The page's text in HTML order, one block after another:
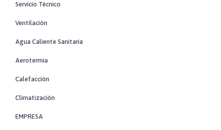
Servicio Técnico
Ventilación
Agua Caliente Sanitaria
Aerotermia
Calefacción
Climatización
EMPRESA